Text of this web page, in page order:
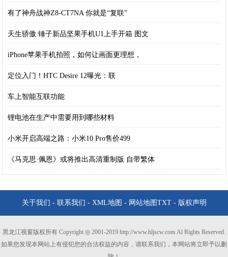
有了神舟战神Z8-CT7NA 你就是“复联”
天生骄傲:锤子新品坚果手机U1上手开箱 图文
iPhone苹果手机拍照，如何让画面更理想，
定位入门！HTC Desire 12曝光：联
车上智能互联功能
锂电池在生产中需要用到哪些材料
小米开启高端之路：小米10 Pro售价499
《马克思·佩恩》或将推出高清重制版 自带繁体
关于我们 - 联系我们 - XML地图 - 网站地图 TXT- 版权声明
黑龙江视窗版权所有 Copyright ◎ 2001-2019 http://www.hljscw.com Al Rights Reserved.
如果您发现本网站上有侵犯您的合法权益的内容，请联系我们，本网站将立即予以删